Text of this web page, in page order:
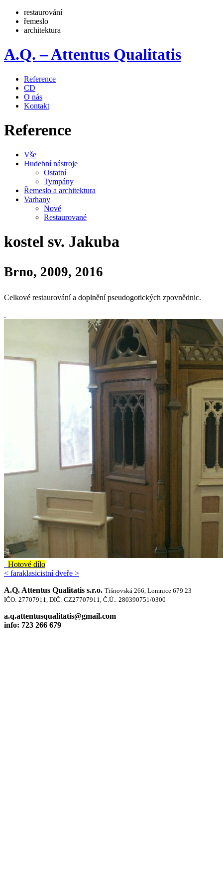
restaurování
řemeslo
architektura
A.Q. – Attentus Qualitatis
Reference
CD
O nás
Kontakt
Reference
Vše
Hudební nástroje
Ostatní
Tympány
Řemeslo a architektura
Varhany
Nové
Restaurované
kostel sv. Jakuba
Brno, 2009, 2016
Celkové restaurování a doplnění pseudogotických zpovnědnic.
Hotové dílo
< faraklasicistní dveře >
A.Q. Attentus Qualitatis s.r.o. Tišnovská 266, Lomnice 679 23
IČO: 27707911, DIČ: CZ27707911, Č.Ú.: 280390751/0300
a.q.attentusqualitatis@gmail.com
info: 723 266 679